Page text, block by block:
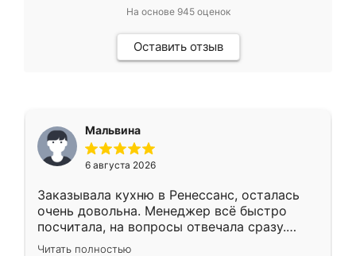
На основе 945оценок
Оставить отзыв
Мальвина
6 августа 2026
Заказывала кухню в Ренессанс, осталась
очень довольна. Менеджер всё быстро
посчитала, на вопросы отвечала сразу.
Замерщик приехал в субботу, подошёл к
Читать полностью